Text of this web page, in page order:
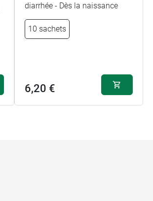
diarrhée - Dès la naissance
10 sachets
6,20 €